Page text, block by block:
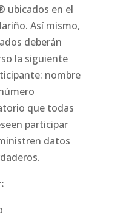
ubicados en el
Así mismo,
deberán
la siguiente
nombre
que todas
participar
datos